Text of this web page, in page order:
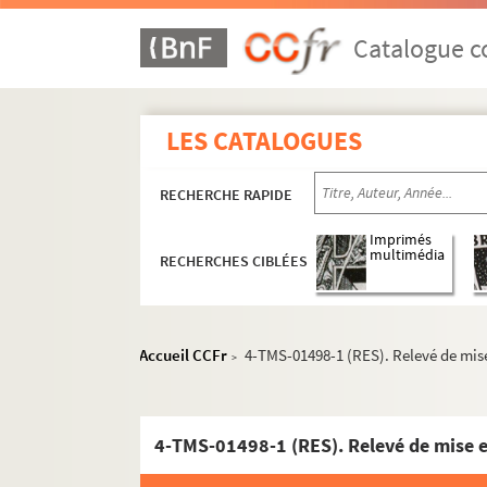
Catalogue
LES CATALOGUES
RECHERCHE RAPIDE
RECHERCHES CIBLÉES
Imprimés
multimédia
Accueil CCFr > 4-TMS-01498-1 (RES). Relevé de
4-TMS-01498-1 (RES). Relevé de mise
Edmond Sée. L'irrégulière : comédie en 4
Alfred Bonsergent, Charles Simon.
André Mouëzy-Eon. Isolons-nous, Gustave! :
Henry Bernstein. Israël : pièce en 3 actes.
Roger-Ferdinand. Les J3 ou la nouvelle
Sacha Guitry. Jacqueline : pièce en 3 actes.
Anicet Bourgeois, Alboize. Jacques Cœur,
Léon Sazie, Georges Grison. Jacques
Alexandre Bisson, Adolphe Leclercq. Jalouse
Sacha Guitry. La jalousie : comédie en 3